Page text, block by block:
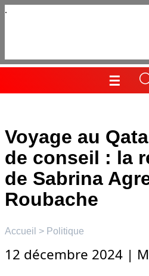
Aller
☰
Menu
Voyage au
de conseil : la
de Sabrina
Roubache
Accueil > Politique
12 décembre 2024 |